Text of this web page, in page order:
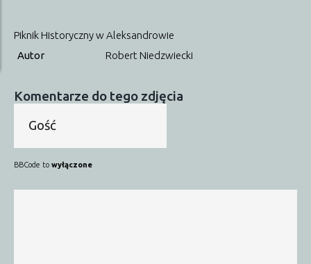
Przydatne numery
Piknik Historyczny w Aleksandrowie
Autor
Robert Niedzwiecki
Komentarze do tego zdjęcia
BBCode to wyłączone